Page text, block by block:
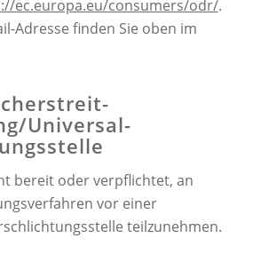
ec.europa.eu/consumers/odr/.
Adresse finden Sie oben im
Universal­
bereit oder verpflichtet, an
vor einer
teilzunehmen.